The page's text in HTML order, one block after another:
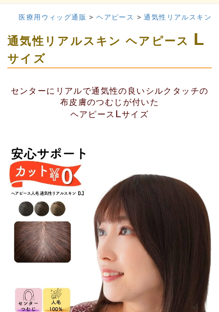
医療用ウィッグ通販 >ヘアピース >通気性リアルスキン
通気性リアルスキン ヘアピース L
サイズ
センターにリアルで通気性の良いシルクタッチの
布皮膚のつむじが付いた
ヘアピース Lサイズ